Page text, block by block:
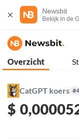
Newsbit
Bekijk in de
Overzicht
CatGPT koers
$